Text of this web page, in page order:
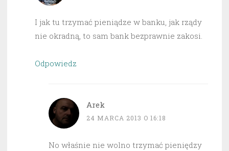
I jak tu trzymać pieniądze w banku, jak rządy
nie okradną, to sam bank bezprawnie zakosi.
Odpowiedz
Arek
24 MARCA 2013 O 16:18
No właśnie nie wolno trzymać pieniędzy